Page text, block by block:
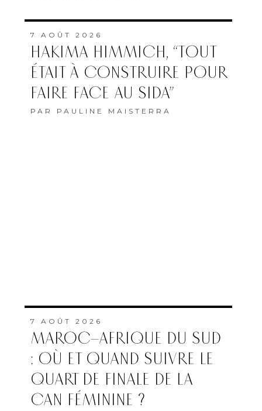
7 AOÛT 2026
HAKIMA HIMMICH, “TOUT
ÉTAIT À CONSTRUIRE POUR
FAIRE FACE AU SIDA”
PAR PAULINE MAISTERRA
7 AOÛT 2026
MAROC–AFRIQUE DU SUD
: OÙ ET QUAND SUIVRE LE
QUART DE FINALE DE LA
CAN FÉMININE ?